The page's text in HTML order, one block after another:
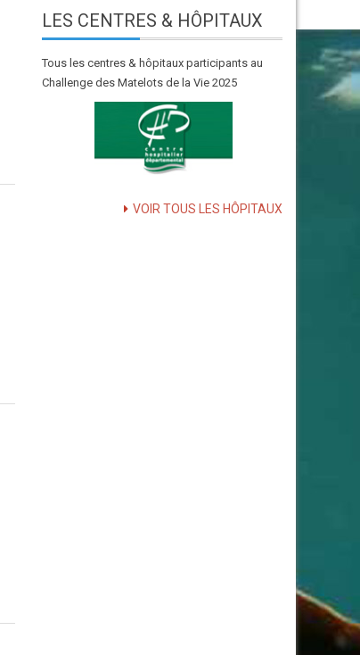
LES CENTRES & HÔPITAUX
Tous les centres & hôpitaux participants au
Challenge des Matelots de la Vie 2025
VOIR TOUS LES HÔPITAUX